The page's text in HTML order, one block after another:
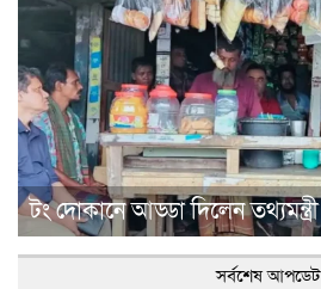
টং দোকানে আড্ডা দিলেন তথ্যমন্ত্রী
সর্বশেষ আপডেট